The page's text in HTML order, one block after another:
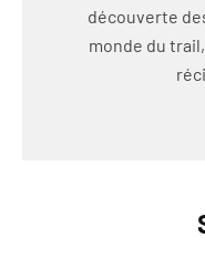
découverte
monde du